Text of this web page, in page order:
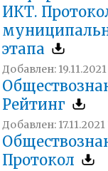
ИКТ.
этапа
Добавлен: 19.11.2021
Рейтинг
Добавлен: 17.11.2021
Протокол